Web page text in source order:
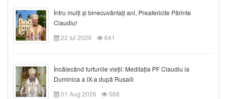
Întru mulți și binecuvântați ani, Preafericite Părinte
Claudiu!
22 Iul 2026
641
Încălecând furtunile vieții: Meditația PF Claudiu la
Duminica a IX-a după Rusalii
01 Aug 2026
568